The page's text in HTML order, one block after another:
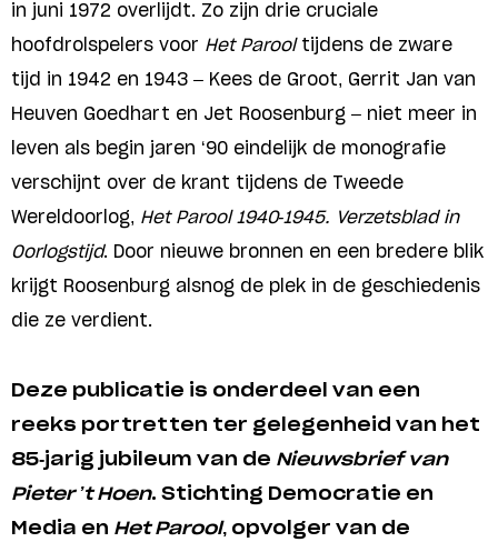
in juni 1972 overlijdt. Zo zijn drie cruciale
hoofdrolspelers voor Het Parooltijdens de zware
tijd in 1942 en 1943 – Kees de Groot, Gerrit Jan van
Heuven Goedhart en Jet Roosenburg – niet meer in
leven als begin jaren ‘90 eindelijk de monografie
verschijnt over de krant tijdens de Tweede
Wereldoorlog, Het Parool 1940-1945. Verzetsblad in
Oorlogstijd. Door nieuwe bronnen en een bredere blik
krijgt Roosenburg alsnog de plek in de geschiedenis
die ze verdient.
Deze publicatie is onderdeel van een
reeks portretten ter gelegenheid van het
85-jarig jubileum van de Nieuwsbrief van
Pieter ’t Hoen. Stichting Democratie en
Media en Het Parool, opvolger van de